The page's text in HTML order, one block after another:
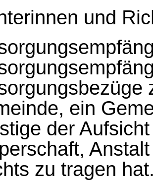
und
ein
der
zu tragen